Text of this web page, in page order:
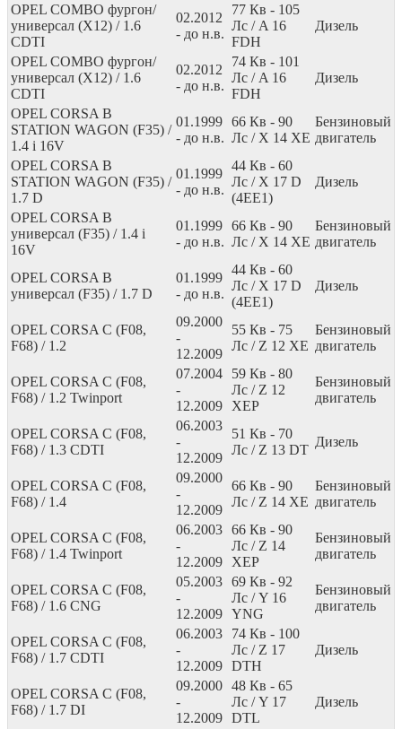
OPEL COMBO фургон/
универсал (X12) / 1.6
CDTI
02.2012
- до н.в.
77 Кв - 105
Лс / A 16
FDH
Дизель
OPEL COMBO фургон/
универсал (X12) / 1.6
CDTI
02.2012
- до н.в.
74 Кв - 101
Лс / A 16
FDH
Дизель
OPEL CORSA B
STATION WAGON (F35) /
1.4 i 16V
01.1999
- до н.в.
66 Кв - 90
Лс / X 14 XE
Бензиновый
двигатель
OPEL CORSA B
STATION WAGON (F35) /
1.7 D
01.1999
- до н.в.
44 Кв - 60
Лс / X 17 D
(4EE1)
Дизель
OPEL CORSA B
универсал (F35) / 1.4 i
16V
01.1999
- до н.в.
66 Кв - 90
Лс / X 14 XE
Бензиновый
двигатель
OPEL CORSA B
универсал (F35) / 1.7 D
01.1999
- до н.в.
44 Кв - 60
Лс / X 17 D
(4EE1)
Дизель
OPEL CORSA C (F08,
F68) / 1.2
09.2000
-
12.2009
55 Кв - 75
Лс / Z 12 XE
Бензиновый
двигатель
OPEL CORSA C (F08,
F68) / 1.2 Twinport
07.2004
-
12.2009
59 Кв - 80
Лс / Z 12
XEP
Бензиновый
двигатель
OPEL CORSA C (F08,
F68) / 1.3 CDTI
06.2003
-
12.2009
51 Кв - 70
Лс / Z 13 DT
Дизель
OPEL CORSA C (F08,
F68) / 1.4
09.2000
-
12.2009
66 Кв - 90
Лс / Z 14 XE
Бензиновый
двигатель
OPEL CORSA C (F08,
F68) / 1.4 Twinport
06.2003
-
12.2009
66 Кв - 90
Лс / Z 14
XEP
Бензиновый
двигатель
OPEL CORSA C (F08,
F68) / 1.6 CNG
05.2003
-
12.2009
69 Кв - 92
Лс / Y 16
YNG
Бензиновый
двигатель
OPEL CORSA C (F08,
F68) / 1.7 CDTI
06.2003
-
12.2009
74 Кв - 100
Лс / Z 17
DTH
Дизель
OPEL CORSA C (F08,
F68) / 1.7 DI
09.2000
-
12.2009
48 Кв - 65
Лс / Y 17
DTL
Дизель